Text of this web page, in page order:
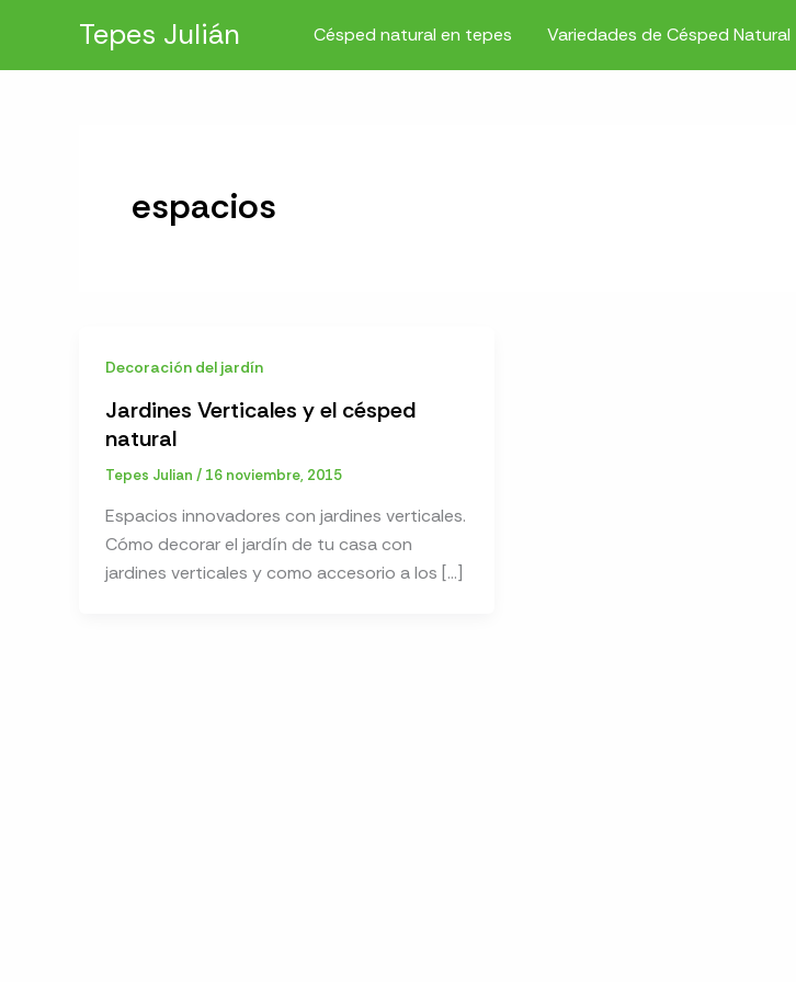
contenido
Tepes Julián Césped natural en tepes Variedades de Césped Natural
espacios
Decoración del jardín
Jardines Verticales y el césped
natural
Tepes Julian / 16 noviembre, 2015
Espacios innovadores con jardines verticales.
Cómo decorar el jardín de tu casa con
jardines verticales y como accesorio a los […]